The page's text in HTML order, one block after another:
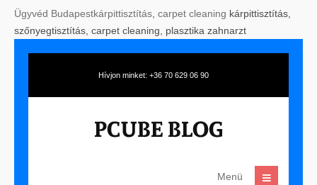
Ügyvéd Budapestkárpittisztítás carpet cleaning kárpittisztítás,
szőnyegtisztítás, carpet cleaning, plasztika zahnarzt
Hívjon minket: +36 70 629 06 90
Menü